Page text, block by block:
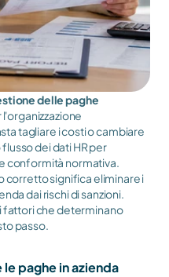
delle paghe
tagliare i costi o cambiare
dei dati HR per
conformità normativa.
corretto significa eliminare i
dai rischi di sanzioni.
fattori che determinano
passo.
paghe in azienda